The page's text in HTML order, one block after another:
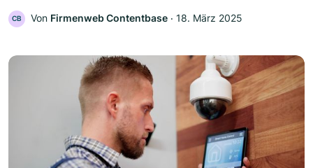
CB Von Firmenweb Contentbase ‧ 18. März 2025